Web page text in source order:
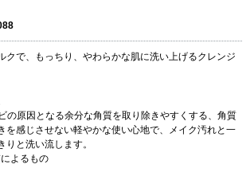
クで、もっちり、やわらかな肌に洗い上げるクレンジ
の原因となる余分な角質を取り除きやすくする、角質
を感じさせない軽やかな使い心地で、メイク汚れと一
と洗い流します。
よるもの